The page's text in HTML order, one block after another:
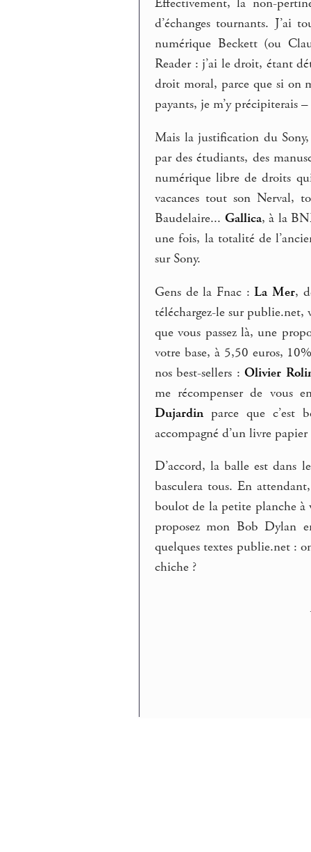
Effectivement, la non-
d’échanges tournants.
numérique Beckett (ou
Reader : j’ai le droit, étant
droit moral, parce que si on
payants, je m’y précipiterais
Mais la justification du Sony,
par des étudiants, des
numérique libre de droits
vacances tout son Nerval,
Baudelaire... Gallica, à la
une fois, la totalité de
sur Sony.
Gens de la Fnac :La Mer,
téléchargez-le sur publie.net,
que vous passez là, une
votre base, à 5,50 euros,
nos best-sellers :Olivier
me récompenser de vous
Dujardin parce que
accompagné d’un livre papier
D’accord, la balle est dans
basculera tous. En
boulot de la petite planche à
proposez mon Bob Dylan
quelques textes publie.net :
chiche ?